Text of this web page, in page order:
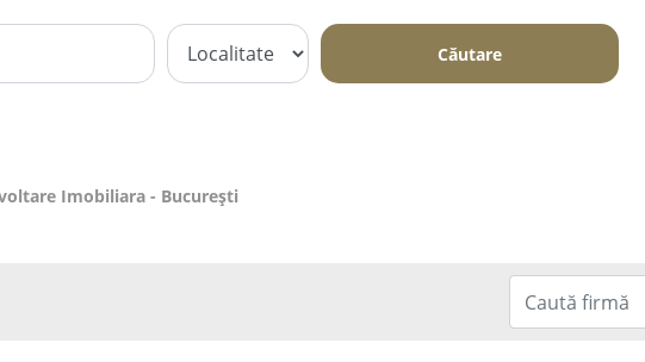
Căutare
Imobiliara - Bucureşti